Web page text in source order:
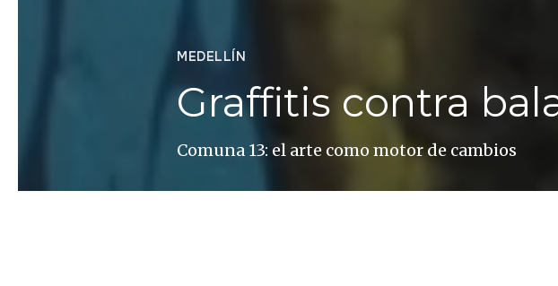
MEDELLÍN
Graffitis contra
Comuna 13: el arte como motor de cambios